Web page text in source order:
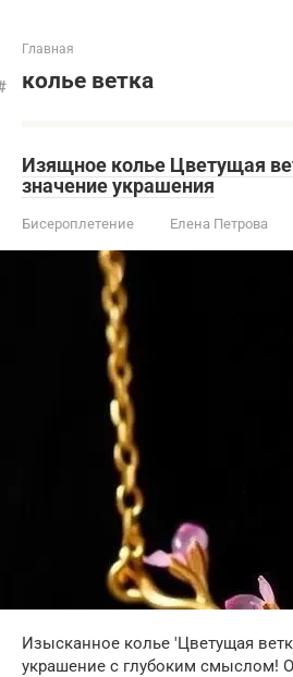
Главная
колье ветка
Изящное колье Цветущая
значение украшения
Бисероплетение Елена Петрова
Изысканное колье 'Цветущая
украшение с глубоким смыслом!